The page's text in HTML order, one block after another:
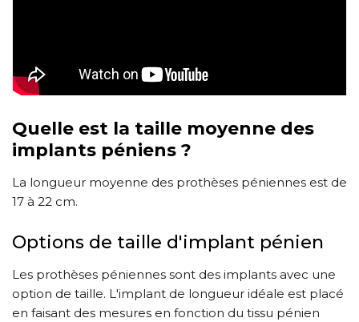
Quelle est la taille moyenne des
implants péniens ?
La longueur moyenne des prothèses péniennes est de
17 à 22 cm.
Options de taille d'implant pénien
Les prothèses péniennes sont des implants avec une
option de taille. L'implant de longueur idéale est placé
en faisant des mesures en fonction du tissu pénien